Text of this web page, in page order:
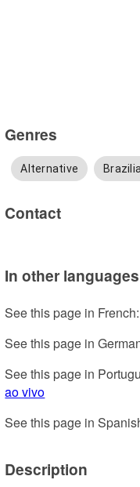
Genres
Alternative
Contact
In other languages
See this page in French:
See this page in
See this page in
ao vivo
See this page in
Description